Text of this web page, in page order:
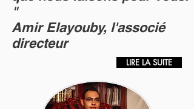
"
Amir Elayouby, l'associé
directeur
LIRE LA SUITE